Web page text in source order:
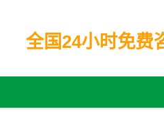
全国24小时免费